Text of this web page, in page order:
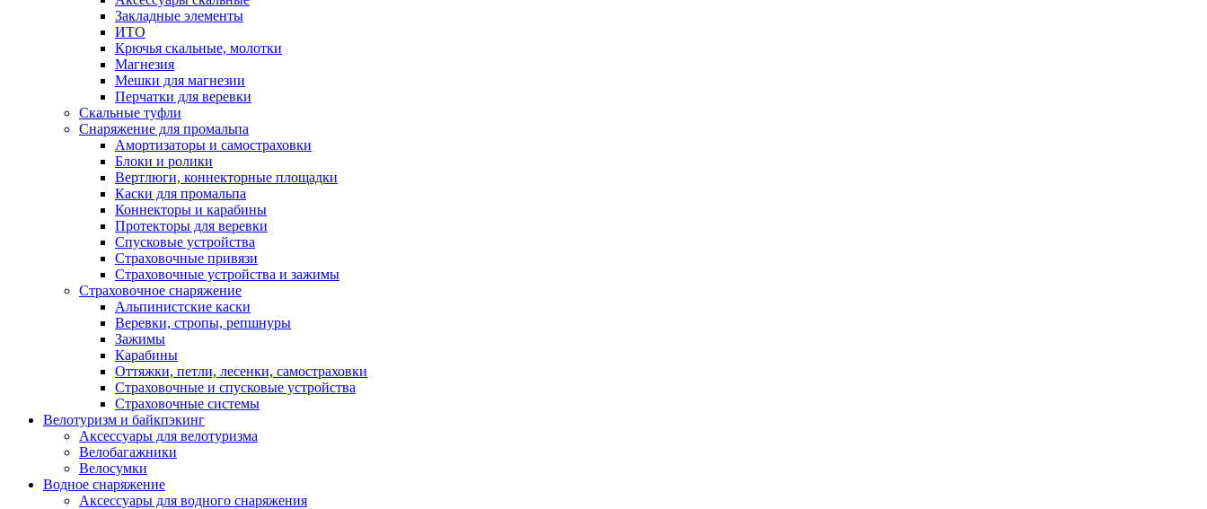
Закладные элементы
ИТО
Крючья скальные, молотки
Магнезия
Мешки для магнезии
Перчатки для веревки
Скальные туфли
Снаряжение для промальпа
Амортизаторы и самостраховки
Блоки и ролики
Вертлюги, коннекторные площадки
Каски для промальпа
Коннекторы и карабины
Протекторы для веревки
Спусковые устройства
Страховочные привязи
Страховочные устройства и зажимы
Страховочное снаряжение
Альпинистские каски
Веревки, стропы, репшнуры
Зажимы
Карабины
Оттяжки, петли, лесенки, самостраховки
Страховочные и спусковые устройства
Страховочные системы
Велотуризм и байкпэкинг
Аксессуары для велотуризма
Велобагажники
Велосумки
Водное снаряжение
Аксессуары для водного снаряжения